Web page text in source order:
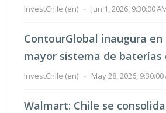
InvestChile (en) - Jun 1, 2026, 9:30:00
ContourGlobal inaugura en
mayor sistema de baterías
InvestChile (en) - May 28, 2026, 9:30:00
Walmart: Chile se